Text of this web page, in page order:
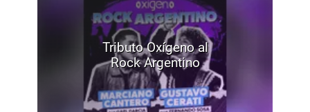
Tributo Oxígeno al
Rock Argentino